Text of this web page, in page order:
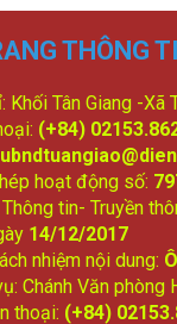
THÔNG
Khối Tân Giang -Xã
(+84)
hoạt động số:
tin- Truyền
14/12/2017
nhiệm nội dung:
Chánh Văn phòng
thoại: (+84)